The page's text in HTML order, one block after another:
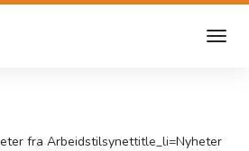
fra Arbeidstilsynettitle_li=Nyheter